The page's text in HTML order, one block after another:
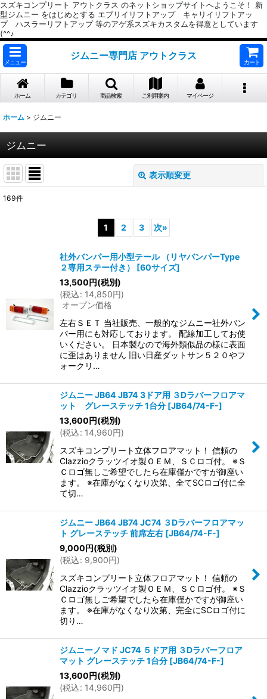
スズキコンプリート アウトクラス のネットショップサイトへようこそ！ 新
型ジムニー をはじめとする エブリイリフトアップ キャリイリフトアッ
プ ハスラーリフトアップ 等のアゲ系スズキカスタムを得意としています
(^^♪
メニュー
ジムニー専門店 アウトクラス
カート
ホーム カテゴリ 商品検索 ご利用案内 マイページ
ホーム > ジムニー
ジムニー
表示順変更
絞り込む
169件
1 2 3 次»
社外バンパー用小型テール （リヤバンパーType
２専用ステー付き）
[60サイズ]
13,500円(税別)
(税込: 14,850円)
オープン価格
左右ＳＥＴ 当社販売、一般的なジムニー社外バン
パー用にも対応しております。 配線加工してお使
いください。 日本製なので海外類似品の様に表面
に歪はありません 旧い日産ダットサン５２０やフ
ォークリ…
ジムニー JB64 JB74 3ドア用 ３Dラバーフロアマ
ット グレーステッチ 1台分 [JB64/74-F-]
13,600円(税別)
(税込: 14,960円)
スズキコンプリート立体フロアマット！ 信頼の
Clazzioクラッツイオ製ＯＥＭ、ＳＣロゴ付。 ※Ｓ
Ｃロゴ無しご希望でしたら在庫僅かですが御座い
ます。 ※在庫がなくなり次第、全てSCロゴ付に全
て切…
ジムニー JB64 JB74 JC74 ３Dラバーフロアマッ
ト グレーステッチ 前席左右 [JB64/74-F-]
9,000円(税別)
(税込: 9,900円)
スズキコンプリート立体フロアマット！ 信頼の
Clazzioクラッツイオ製ＯＥＭ、ＳＣロゴ付。 ※Ｓ
Ｃロゴ無しご希望でしたら在庫僅かですが御座い
ます。 ※在庫がなくなり次第、完全にSCロゴ付に
切り…
ジムニーノマド JC74 ５ドア用 ３Dラバーフロア
マット グレーステッチ 1台分 [JB64/74-F-]
13,600円(税別)
(税込: 14,960円)